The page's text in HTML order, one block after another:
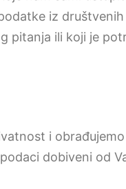
iz
pitanja ili koji je
i
dobiveni od